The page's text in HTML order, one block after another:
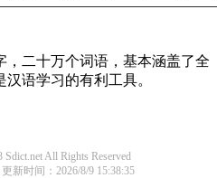
，二十万个词语，基本涵盖了全
语学习的有利工具。
All Rights Reserved
新时间：2026/8/9 15:38:35